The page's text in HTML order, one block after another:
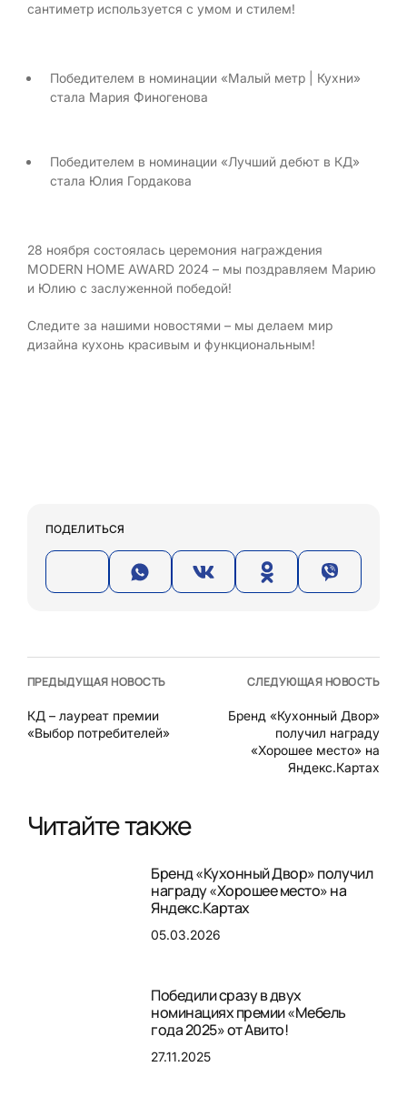
сантиметр используется с умом и стилем!
Победителем в номинации «Малый метр | Кухни»
стала Мария Финогенова
Победителем в номинации «Лучший дебют в КД»
стала Юлия Гордакова
28 ноября состоялась церемония награждения
MODERN HOME AWARD 2024 – мы поздравляем Марию
и Юлию с заслуженной победой!
Следите за нашими новостями – мы делаем мир
дизайна кухонь красивым и функциональным!
ПОДЕЛИТЬСЯ
ПРЕДЫДУЩАЯ НОВОСТЬ
КД – лауреат премии
«Выбор потребителей»
СЛЕДУЮЩАЯ НОВОСТЬ
Бренд «Кухонный Двор»
получил награду
«Хорошее место» на
Яндекс.Картах
Читайте также
Бренд «Кухонный Двор» получил
награду «Хорошее место» на
Яндекс.Картах
05.03.2026
Победили сразу в двух
номинациях премии «Мебель
года 2025» от Авито!
27.11.2025